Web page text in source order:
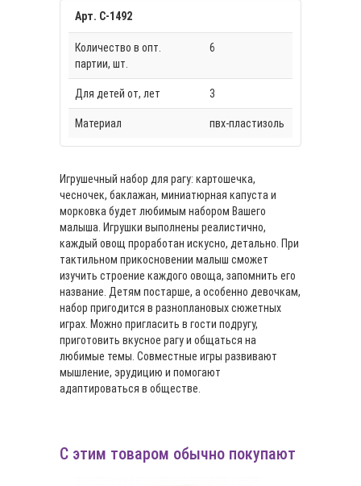
Арт. С-1492
Количество в опт.
партии, шт.
6
Для детей от, лет 3
Материал пвх-пластизоль
Игрушечный набор для рагу: картошечка,
чесночек, баклажан, миниатюрная капуста и
морковка будет любимым набором Вашего
малыша. Игрушки выполнены реалистично,
каждый овощ проработан искусно, детально. При
тактильном прикосновении малыш сможет
изучить строение каждого овоща, запомнить его
название. Детям постарше, а особенно девочкам,
набор пригодится в разноплановых сюжетных
играх. Можно пригласить в гости подругу,
приготовить вкусное рагу и общаться на
любимые темы. Совместные игры развивают
мышление, эрудицию и помогают
адаптироваться в обществе.
С этим товаром обычно покупают